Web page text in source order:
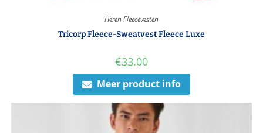
Heren Fleecevesten
Tricorp Fleece-Sweatvest Fleece Luxe
€33.00
Meer product info